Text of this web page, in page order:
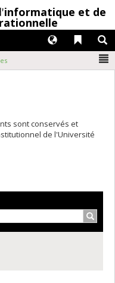
informatique et de
Liens
Langues
sont conservés et
de l'Université